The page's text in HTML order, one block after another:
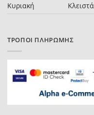
Κυριακή
Κλειστά
ΤΡΌΠΟΙ ΠΛΗΡΩΜΉΣ